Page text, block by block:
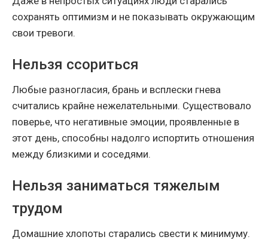
сохранять оптимизм и не показывать окружающим
свои тревоги.
Нельзя ссориться
Любые разногласия, брань и всплески гнева
считались крайне нежелательными. Существовало
поверье, что негативные эмоции, проявленные в
этот день, способны надолго испортить отношения
между близкими и соседями.
Нельзя заниматься тяжелым
трудом
Домашние хлопоты старались свести к минимуму.